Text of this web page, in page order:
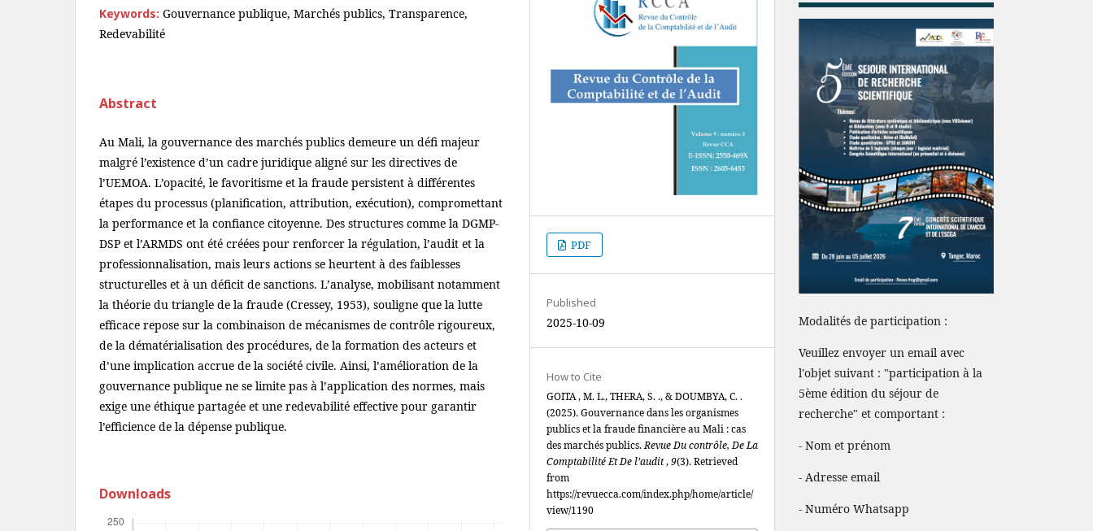
Keywords: Gouvernance publique, Marchés publics, Transparence,
Redevabilité
Abstract
Au Mali, la gouvernance des marchés publics demeure un défi majeur
malgré l’existence d’un cadre juridique aligné sur les directives de
l’UEMOA. L’opacité, le favoritisme et la fraude persistent à différentes
étapes du processus (planification, attribution, exécution), compromettant
la performance et la confiance citoyenne. Des structures comme la DGMP-
DSP et l’ARMDS ont été créées pour renforcer la régulation, l’audit et la
professionnalisation, mais leurs actions se heurtent à des faiblesses
structurelles et à un déficit de sanctions. L’analyse, mobilisant notamment
la théorie du triangle de la fraude (Cressey, 1953), souligne que la lutte
efficace repose sur la combinaison de mécanismes de contrôle rigoureux,
de la dématérialisation des procédures, de la formation des acteurs et
d’une implication accrue de la société civile. Ainsi, l’amélioration de la
gouvernance publique ne se limite pas à l’application des normes, mais
exige une éthique partagée et une redevabilité effective pour garantir
l’efficience de la dépense publique.
Downloads
PDF
Published
2025-10-09
How to Cite
GOITA , M. L., THERA, S. ., & DOUMBYA, C. .
(2025). Gouvernance dans les organismes
publics et la fraude financière au Mali : cas
des marchés publics.Revue Du contrôle, De La
Comptabilité Et De l’audit,9(3). Retrieved
from
https://revuecca.com/index.php/home/article/
view/1190
Modalités de participation :
Veuillez envoyer un email avec
l'objet suivant : "participation à la
5ème édition du séjour de
recherche" et comportant :
- Nom et prénom
- Adresse email
- Numéro Whatsapp